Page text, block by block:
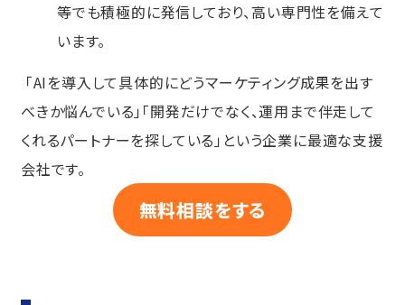
等でも積極的に発信しており、高い専門性を備えて
います。
「AIを導入して具体的にどうマーケティング成果を出す
べきか悩んでいる」「開発だけでなく、運用まで伴走して
くれるパートナーを探している」という企業に最適な支援
会社です。
無料相談をする